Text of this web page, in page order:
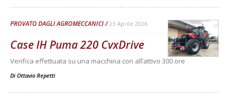
PROVATO DAGLI AGROMECCANICI 23 Aprile 2026
Case IH Puma 220 CvxDrive
Verifica effettuata su una macchina con all’attivo 300 ore
Di Ottavio Repetti